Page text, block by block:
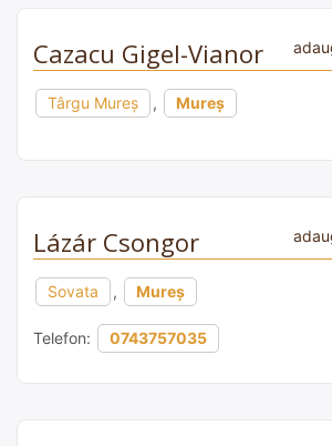
Cazacu Gigel-Vianor
Târgu Mureș , Mureș
Lázár Csongor
Sovata , Mureș
Telefon: 0743757035